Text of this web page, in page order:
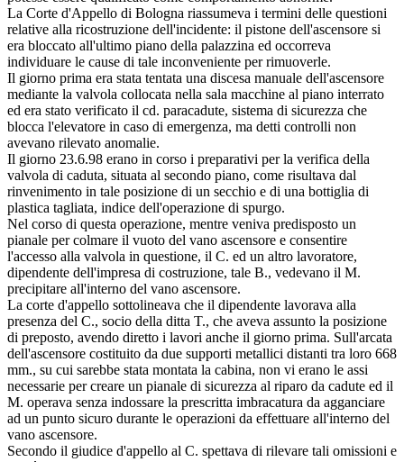
La Corte d'Appello di Bologna riassumeva i termini delle questioni
relative alla ricostruzione dell'incidente: il pistone dell'ascensore si
era bloccato all'ultimo piano della palazzina ed occorreva
individuare le cause di tale inconveniente per rimuoverle.
Il giorno prima era stata tentata una discesa manuale dell'ascensore
mediante la valvola collocata nella sala macchine al piano interrato
ed era stato verificato il cd. paracadute, sistema di sicurezza che
blocca l'elevatore in caso di emergenza, ma detti controlli non
avevano rilevato anomalie.
Il giorno 23.6.98 erano in corso i preparativi per la verifica della
valvola di caduta, situata al secondo piano, come risultava dal
rinvenimento in tale posizione di un secchio e di una bottiglia di
plastica tagliata, indice dell'operazione di spurgo.
Nel corso di questa operazione, mentre veniva predisposto un
pianale per colmare il vuoto del vano ascensore e consentire
l'accesso alla valvola in questione, il C. ed un altro lavoratore,
dipendente dell'impresa di costruzione, tale B., vedevano il M.
precipitare all'interno del vano ascensore.
La corte d'appello sottolineava che il dipendente lavorava alla
presenza del C., socio della ditta T., che aveva assunto la posizione
di preposto, avendo diretto i lavori anche il giorno prima. Sull'arcata
dell'ascensore costituito da due supporti metallici distanti tra loro 668
mm., su cui sarebbe stata montata la cabina, non vi erano le assi
necessarie per creare un pianale di sicurezza al riparo da cadute ed il
M. operava senza indossare la prescritta imbracatura da agganciare
ad un punto sicuro durante le operazioni da effettuare all'interno del
vano ascensore.
Secondo il giudice d'appello al C. spettava di rilevare tali omissioni e